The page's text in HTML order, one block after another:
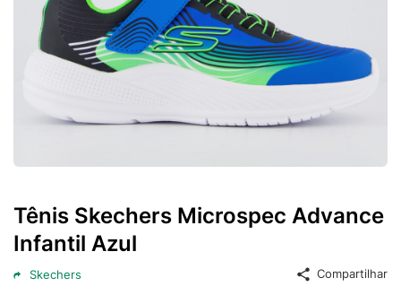
Tênis Skechers Microspec Advance
Infantil Azul
Skechers Compartilhar